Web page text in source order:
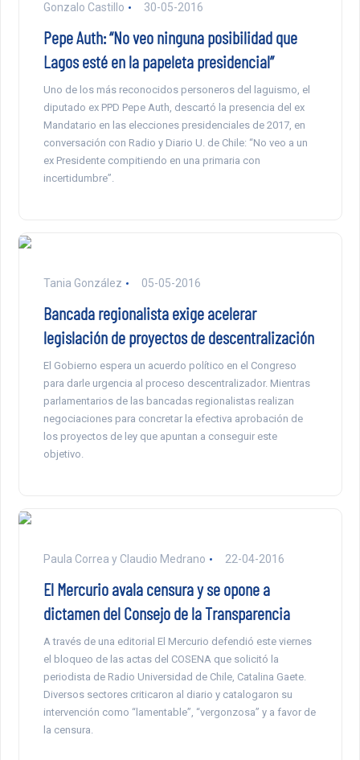
Gonzalo Castillo 30-05-2016
Pepe Auth: “No veo ninguna posibilidad que
Lagos esté en la papeleta presidencial”
Uno de los más reconocidos personeros del laguismo, el
diputado ex PPD Pepe Auth, descartó la presencia del ex
Mandatario en las elecciones presidenciales de 2017, en
conversación con Radio y Diario U. de Chile: “No veo a un
ex Presidente compitiendo en una primaria con
incertidumbre”.
Tania González 05-05-2016
Bancada regionalista exige acelerar
legislación de proyectos de descentralización
El Gobierno espera un acuerdo político en el Congreso
para darle urgencia al proceso descentralizador. Mientras
parlamentarios de las bancadas regionalistas realizan
negociaciones para concretar la efectiva aprobación de
los proyectos de ley que apuntan a conseguir este
objetivo.
Paula Correa y Claudio Medrano 22-04-2016
El Mercurio avala censura y se opone a
dictamen del Consejo de la Transparencia
A través de una editorial El Mercurio defendió este viernes
el bloqueo de las actas del COSENA que solicitó la
periodista de Radio Universidad de Chile, Catalina Gaete.
Diversos sectores criticaron al diario y catalogaron su
intervención como “lamentable”, “vergonzosa” y a favor de
la censura.